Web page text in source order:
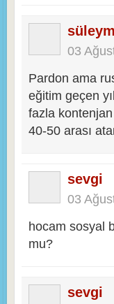
03
Pardon ama
eğitim geçen
fazla kontenjan
40-50 arası
sevgi
03
hocam sosyal
mu?
sevgi